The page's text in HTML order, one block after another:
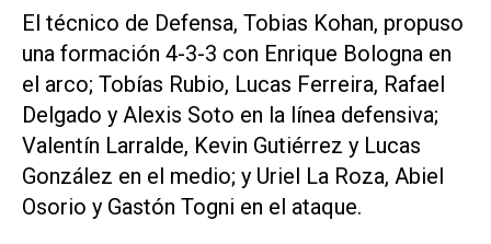
El técnico de Defensa, Tobias Kohan, propuso
una formación 4-3-3 con Enrique Bologna en
el arco; Tobías Rubio, Lucas Ferreira, Rafael
Delgado y Alexis Soto en la línea defensiva;
Valentín Larralde, Kevin Gutiérrez y Lucas
González en el medio; y Uriel La Roza, Abiel
Osorio y Gastón Togni en el ataque.